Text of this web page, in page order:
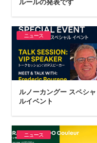
ルールの発表です
ニュース
ルノーカングー スペシャ
ルイベント
ニュース